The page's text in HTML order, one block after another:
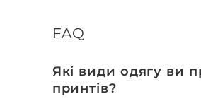
FAQ
Які види одягу ви
принтів?